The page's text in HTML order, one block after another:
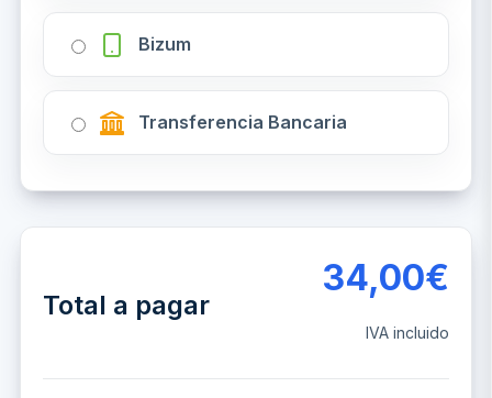
Bizum
Transferencia Bancaria
Total a pagar
34,00€
IVA incluido